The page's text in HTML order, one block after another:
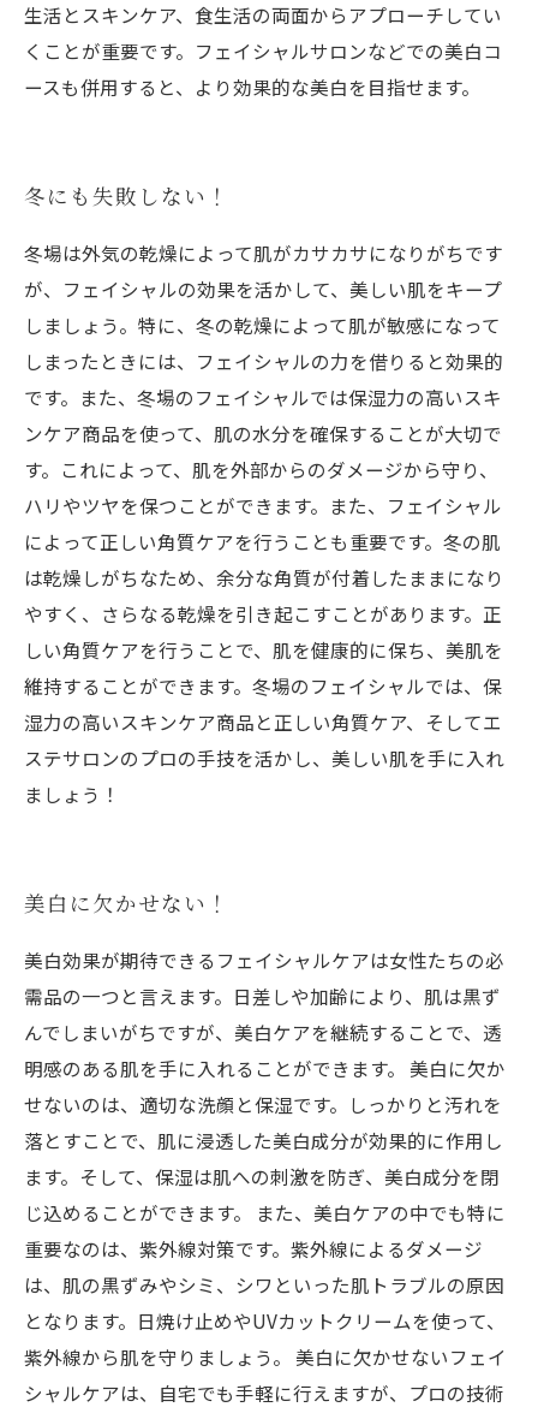
生活とスキンケア、食生活の両面からアプローチしてい
くことが重要です。フェイシャルサロンなどでの美白コ
ースも併用すると、より効果的な美白を目指せます。
冬にも失敗しない！
冬場は外気の乾燥によって肌がカサカサになりがちです
が、フェイシャルの効果を活かして、美しい肌をキープ
しましょう。特に、冬の乾燥によって肌が敏感になって
しまったときには、フェイシャルの力を借りると効果的
です。また、冬場のフェイシャルでは保湿力の高いスキ
ンケア商品を使って、肌の水分を確保することが大切で
す。これによって、肌を外部からのダメージから守り、
ハリやツヤを保つことができます。また、フェイシャル
によって正しい角質ケアを行うことも重要です。冬の肌
は乾燥しがちなため、余分な角質が付着したままになり
やすく、さらなる乾燥を引き起こすことがあります。正
しい角質ケアを行うことで、肌を健康的に保ち、美肌を
維持することができます。冬場のフェイシャルでは、保
湿力の高いスキンケア商品と正しい角質ケア、そしてエ
ステサロンのプロの手技を活かし、美しい肌を手に入れ
ましょう！
美白に欠かせない！
美白効果が期待できるフェイシャルケアは女性たちの必
需品の一つと言えます。日差しや加齢により、肌は黒ず
んでしまいがちですが、美白ケアを継続することで、透
明感のある肌を手に入れることができます。 美白に欠か
せないのは、適切な洗顔と保湿です。しっかりと汚れを
落とすことで、肌に浸透した美白成分が効果的に作用し
ます。そして、保湿は肌への刺激を防ぎ、美白成分を閉
じ込めることができます。 また、美白ケアの中でも特に
重要なのは、紫外線対策です。紫外線によるダメージ
は、肌の黒ずみやシミ、シワといった肌トラブルの原因
となります。日焼け止めやUVカットクリームを使って、
紫外線から肌を守りましょう。 美白に欠かせないフェイ
シャルケアは、自宅でも手軽に行えますが、プロの技術